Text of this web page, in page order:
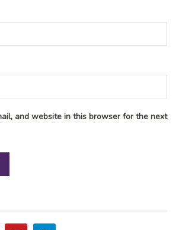
and website in this browser for the next